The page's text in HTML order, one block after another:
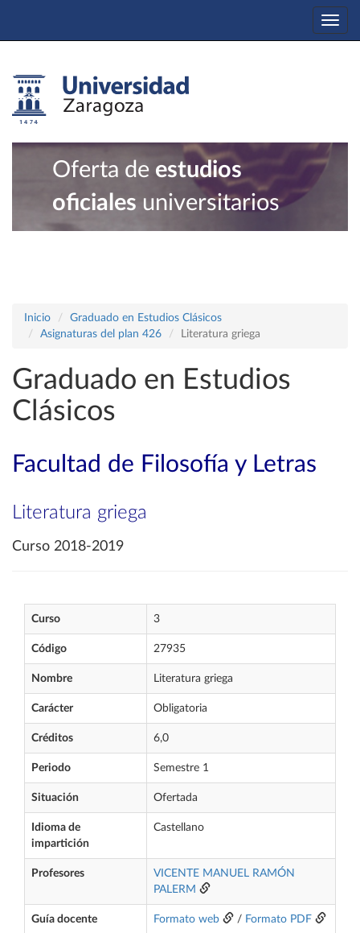
Oferta de estudios
oficiales universitarios
Inicio
Graduado en Estudios Clásicos
Asignaturas del plan 426
Literatura griega
Graduado en Estudios
Clásicos
Facultad de Filosofía y Letras
Literatura griega
Curso 2018-2019
Curso 3
Código 27935
Nombre Literatura griega
Carácter Obligatoria
Créditos 6,0
Periodo Semestre 1
Situación Ofertada
Idioma de
impartición
Castellano
Profesores
VICENTE MANUEL RAMÓN
PALERM
Guía docente Formato web / Formato PDF